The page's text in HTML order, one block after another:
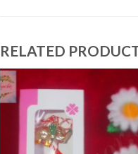
RELATED